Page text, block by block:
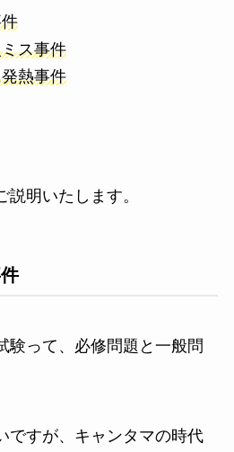
ス事件
熱事件
明いたします。
験って、必修問題と一般問
ですが、キャンタマの時代